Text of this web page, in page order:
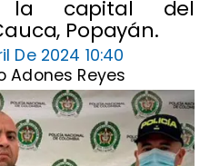
la capital del
Popayán.
De 2024 10:40
Adones Reyes